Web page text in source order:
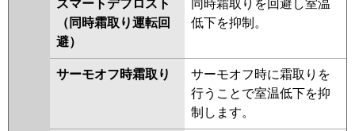
PCZX-ERMP160HZ PCZX-
ERMP160KLZ PCZX-HRMP160HY
HRMP160KLY PCZX-ERMP160HY
PCZX-ERMP160KLY PCZX-
ERMP160KY
PCZX-HRMP160HV
PCZX-HRMP160KV
スマートデフロスト
（同時霜取り運転回
避）
同時霜取りを回避し室温
低下を抑制。
サーモオフ時霜取り
サーモオフ時に霜取りを
行うことで室温低下を抑
制します。